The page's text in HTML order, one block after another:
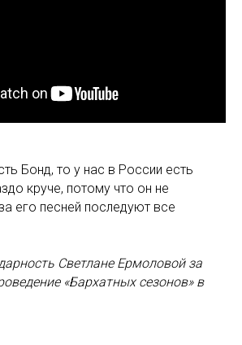
Бонд, то у нас в России есть
круче, потому что он не
его песней последуют все
Светлане Ермоловой за
«Бархатных сезонов» в